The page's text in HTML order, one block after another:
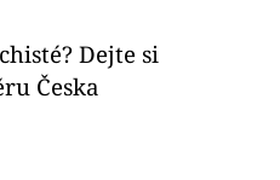
Dejte si
Česka